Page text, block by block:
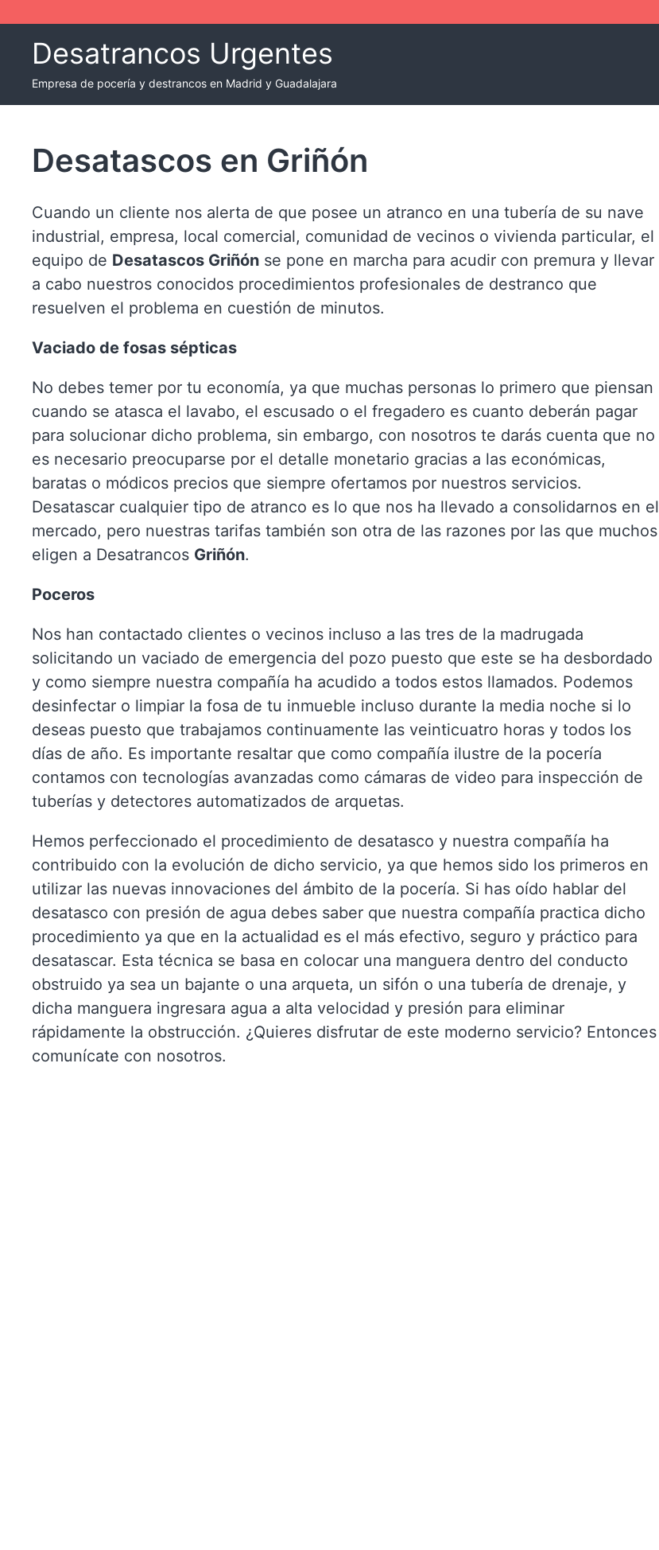
contentDesatrancos Urgentes
Empresa de pocería y destrancos en Madrid y Guadalajara
Desatascos en Griñón
Cuando un cliente nos alerta de que posee un atranco en una tubería de su nave
industrial, empresa, local comercial, comunidad de vecinos o vivienda particular, el
equipo de Desatascos Griñón se pone en marcha para acudir con premura y llevar
a cabo nuestros conocidos procedimientos profesionales de destranco que
resuelven el problema en cuestión de minutos.
Vaciado de fosas sépticas
No debes temer por tu economía, ya que muchas personas lo primero que piensan
cuando se atasca el lavabo, el escusado o el fregadero es cuanto deberán pagar
para solucionar dicho problema, sin embargo, con nosotros te darás cuenta que no
es necesario preocuparse por el detalle monetario gracias a las económicas,
baratas o módicos precios que siempre ofertamos por nuestros servicios.
Desatascar cualquier tipo de atranco es lo que nos ha llevado a consolidarnos en el
mercado, pero nuestras tarifas también son otra de las razones por las que muchos
eligen a Desatrancos Griñón.
Poceros
Nos han contactado clientes o vecinos incluso a las tres de la madrugada
solicitando un vaciado de emergencia del pozo puesto que este se ha desbordado
y como siempre nuestra compañía ha acudido a todos estos llamados. Podemos
desinfectar o limpiar la fosa de tu inmueble incluso durante la media noche si lo
deseas puesto que trabajamos continuamente las veinticuatro horas y todos los
días de año. Es importante resaltar que como compañía ilustre de la pocería
contamos con tecnologías avanzadas como cámaras de video para inspección de
tuberías y detectores automatizados de arquetas.
Hemos perfeccionado el procedimiento de desatasco y nuestra compañía ha
contribuido con la evolución de dicho servicio, ya que hemos sido los primeros en
utilizar las nuevas innovaciones del ámbito de la pocería. Si has oído hablar del
desatasco con presión de agua debes saber que nuestra compañía practica dicho
procedimiento ya que en la actualidad es el más efectivo, seguro y práctico para
desatascar. Esta técnica se basa en colocar una manguera dentro del conducto
obstruido ya sea un bajante o una arqueta, un sifón o una tubería de drenaje, y
dicha manguera ingresara agua a alta velocidad y presión para eliminar
rápidamente la obstrucción. ¿Quieres disfrutar de este moderno servicio? Entonces
comunícate con nosotros.